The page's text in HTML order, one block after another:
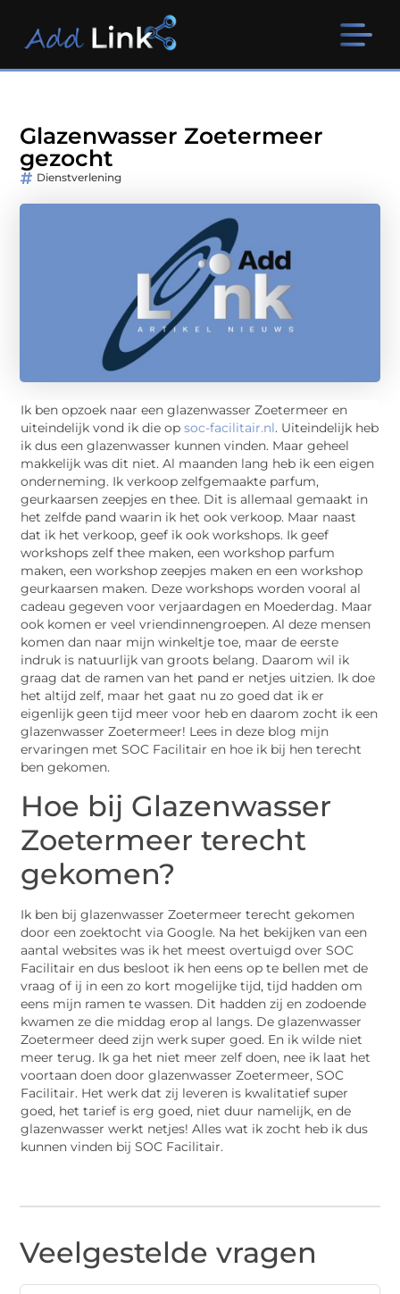
Glazenwasser Zoetermeer
gezocht
Dienstverlening
Ik ben opzoek naar een glazenwasser Zoetermeer en
uiteindelijk vond ik die opsoc-facilitair.nl. Uiteindelijk heb
ik dus een glazenwasser kunnen vinden. Maar geheel
makkelijk was dit niet. Al maanden lang heb ik een eigen
onderneming. Ik verkoop zelfgemaakte parfum,
geurkaarsen zeepjes en thee. Dit is allemaal gemaakt in
het zelfde pand waarin ik het ook verkoop. Maar naast
dat ik het verkoop, geef ik ook workshops. Ik geef
workshops zelf thee maken, een workshop parfum
maken, een workshop zeepjes maken en een workshop
geurkaarsen maken. Deze workshops worden vooral al
cadeau gegeven voor verjaardagen en Moederdag. Maar
ook komen er veel vriendinnengroepen. Al deze mensen
komen dan naar mijn winkeltje toe, maar de eerste
indruk is natuurlijk van groots belang. Daarom wil ik
graag dat de ramen van het pand er netjes uitzien. Ik doe
het altijd zelf, maar het gaat nu zo goed dat ik er
eigenlijk geen tijd meer voor heb en daarom zocht ik een
glazenwasser Zoetermeer! Lees in deze blog mijn
ervaringen met SOC Facilitair en hoe ik bij hen terecht
ben gekomen.
Hoe bij Glazenwasser
Zoetermeer terecht
gekomen?
Ik ben bij glazenwasser Zoetermeer terecht gekomen
door een zoektocht via Google. Na het bekijken van een
aantal websites was ik het meest overtuigd over SOC
Facilitair en dus besloot ik hen eens op te bellen met de
vraag of ij in een zo kort mogelijke tijd, tijd hadden om
eens mijn ramen te wassen. Dit hadden zij en zodoende
kwamen ze die middag erop al langs. De glazenwasser
Zoetermeer deed zijn werk super goed. En ik wilde niet
meer terug. Ik ga het niet meer zelf doen, nee ik laat het
voortaan doen door glazenwasser Zoetermeer, SOC
Facilitair. Het werk dat zij leveren is kwalitatief super
goed, het tarief is erg goed, niet duur namelijk, en de
glazenwasser werkt netjes! Alles wat ik zocht heb ik dus
kunnen vinden bij SOC Facilitair.
Veelgestelde vragen